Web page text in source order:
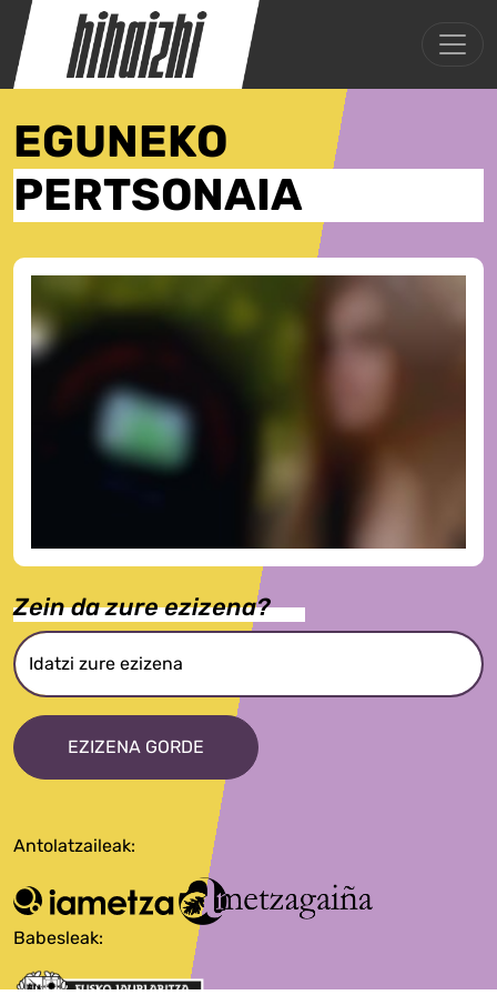
EGUNEKO
PERTSONAIA
Zein da zure ezizena?
Idatzi zure ezizena
EZIZENA GORDE
Antolatzaileak:
Babesleak: